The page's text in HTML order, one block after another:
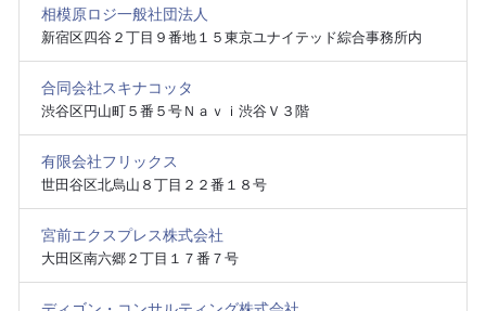
相模原ロジ一般社団法人
新宿区四谷２丁目９番地１５東京ユナイテッド綜合事務所内
合同会社スキナコッタ
渋谷区円山町５番５号Ｎａｖｉ渋谷Ｖ３階
有限会社フリックス
世田谷区北烏山８丁目２２番１８号
宮前エクスプレス株式会社
大田区南六郷２丁目１７番７号